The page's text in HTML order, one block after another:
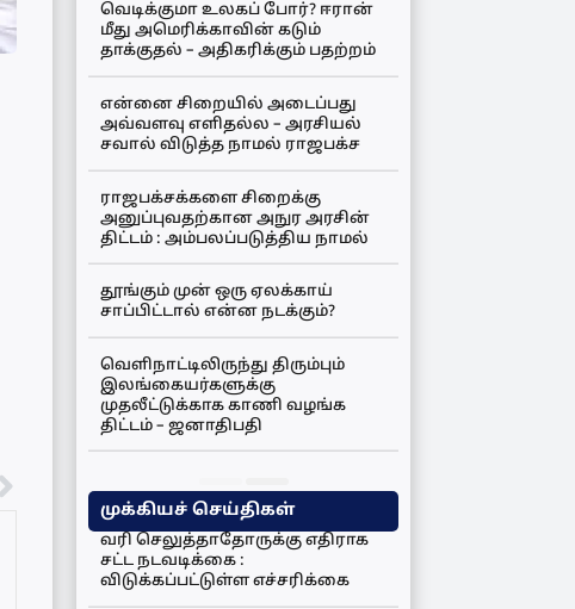
வெடிக்குமா உலகப் போர்? ஈரான்
மீது அமெரிக்காவின் கடும்
தாக்குதல் – அதிகரிக்கும் பதற்றம்
என்னை சிறையில் அடைப்பது
அவ்வளவு எளிதல்ல – அரசியல்
சவால் விடுத்த நாமல் ராஜபக்ச
ராஜபக்சக்களை சிறைக்கு
அனுப்புவதற்கான அநுர அரசின்
திட்டம் : அம்பலப்படுத்திய நாமல்
தூங்கும் முன் ஒரு ஏலக்காய்
சாப்பிட்டால் என்ன நடக்கும்?
வெளிநாட்டிலிருந்து திரும்பும்
இலங்கையர்களுக்கு
முதலீட்டுக்காக காணி வழங்க
திட்டம் – ஜனாதிபதி
முக்கியச் செய்திகள்
வரி செலுத்தாதோருக்கு எதிராக
சட்ட நடவடிக்கை :
விடுக்கப்பட்டுள்ள எச்சரிக்கை